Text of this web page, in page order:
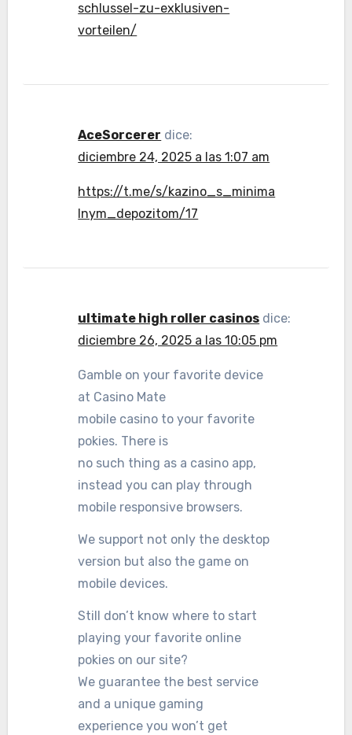
schlussel-zu-exklusiven-
vorteilen/
AceSorcerer dice:
diciembre 24, 2025 a las 1:07 am
https://t.me/s/kazino_s_minima
lnym_depozitom/17
ultimate high roller casinos dice:
diciembre 26, 2025 a las 10:05 pm
Gamble on your favorite device
at Casino Mate
mobile casino to your favorite
pokies. There is
no such thing as a casino app,
instead you can play through
mobile responsive browsers.
We support not only the desktop
version but also the game on
mobile devices.
Still don’t know where to start
playing your favorite online
pokies on our site?
We guarantee the best service
and a unique gaming
experience you won’t get